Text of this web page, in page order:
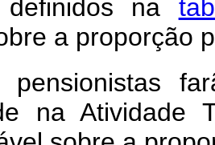
definidos na
a proporção
na Atividade